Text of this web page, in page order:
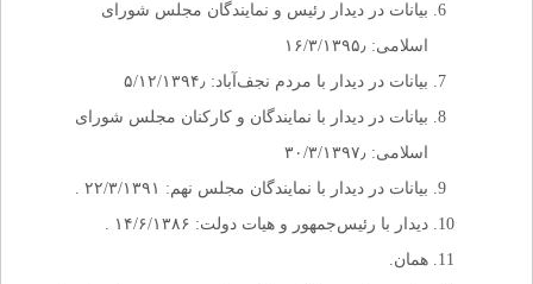
بیانات در دیدار رئیس و نمایندگان مجلس شورای
اسلامی: ۱۶/۳/۱۳۹۵٫
بیانات در دیدار با مردم نجف‌آباد: ۵/۱۲/۱۳۹۴٫
بیانات در دیدار با نمایندگان و کارکنان مجلس شورای
اسلامی: ۳۰/۳/۱۳۹۷٫
بیانات در دیدار با نمایندگان مجلس نهم: ۲۲/۳/۱۳۹۱ .
دیدار با رئیس‌جمهور و هیات دولت: ۱۴/۶/۱۳۸۶ .
همان.